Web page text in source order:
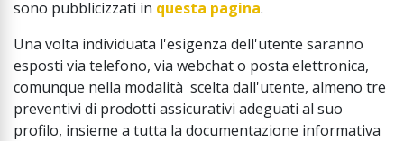
sono pubblicizzati in questa pagina.
Una volta individuata l'esigenza dell'utente saranno
esposti via telefono, via webchat o posta elettronica,
comunque nella modalità scelta dall'utente, almeno tre
preventivi di prodotti assicurativi adeguati al suo
profilo, insieme a tutta la documentazione informativa